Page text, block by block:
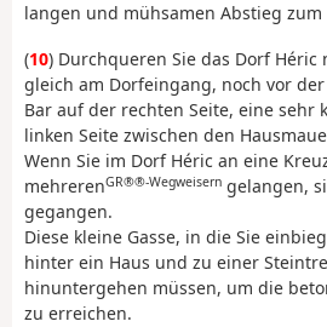
langen und mühsamen Abstieg zum
(10) Durchqueren Sie das Dorf Héric
gleich am Dorfeingang, noch vor
Bar auf der rechten Seite, eine sehr
linken Seite zwischen den
Wenn Sie im Dorf Héric an eine
mehrerenGR®®-Wegweisern gelangen,
gegangen.
Diese kleine Gasse, in die Sie
hinter ein Haus und zu einer
hinuntergehen müssen, um die
zu erreichen.